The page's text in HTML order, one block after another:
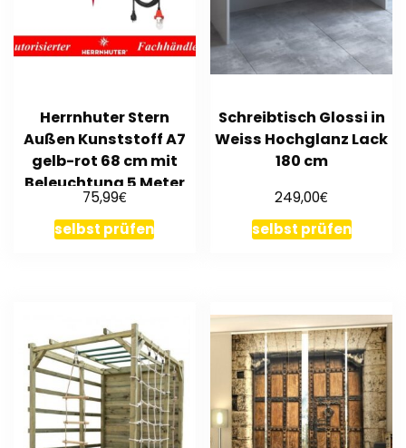
Herrnhuter Stern
Außen Kunststoff A7
gelb-rot 68 cm mit
Beleuchtung 5 Meter
Kabel
75,99€
selbst prüfen
Schreibtisch Glossi in
Weiss Hochglanz Lack
180 cm
249,00€
selbst prüfen